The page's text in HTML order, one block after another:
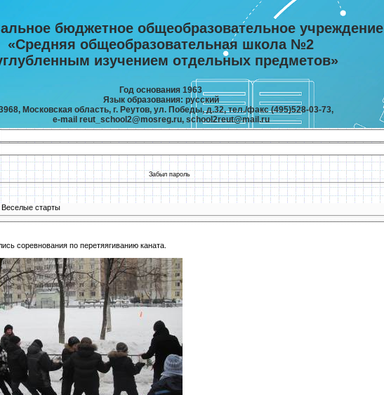
бюджетное общеобразовательное учреждение
«Средняя общеобразовательная школа №2
изучением отдельных предметов»
Год основания 1963
Язык образования: русский
Московская область, г. Реутов, ул. Победы, д.32, тел./факс (495)528-03-73,
e-mail reut_school2@mosreg.ru, school2reut@mail.ru
Забыл пароль
старты
соревнования по перетяягиванию каната.